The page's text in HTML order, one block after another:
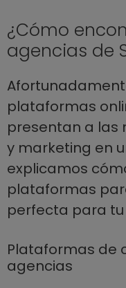
¿Cómo
agencias de
plataformas
presentan a las
y marketing en
explicamos
plataformas
perfecta para tu
Plataformas de
agencias